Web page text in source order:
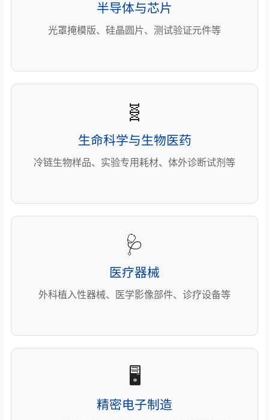
半导体与芯片
光罩掩模版、硅晶圆片、测试验证元件等
🧬
生命科学与生物医药
冷链生物样品、实验专用耗材、体外诊断试剂等
🩺
医疗器械
外科植入性器械、医学影像部件、诊疗设备等
🖥️
精密电子制造